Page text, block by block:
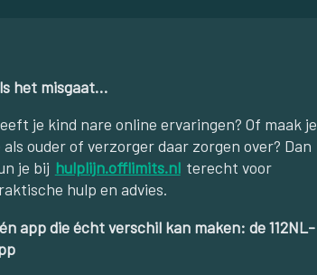
het misgaat…
je kind nare online ervaringen? Of maak je
als ouder of verzorger daar zorgen over? Dan
je bij hulplijn.offlimits.nl terecht voor
hulp en advies.
app die écht verschil kan maken: de 112NL-